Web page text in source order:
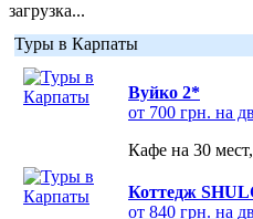
загрузка...
Туры в Карпаты
Вуйко 2*
от 700 грн. на
Кафе на 30
Коттедж
от 840 грн. на